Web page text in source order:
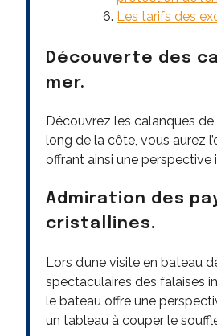
Les tarifs des
Découverte des
mer.
Découvrez les calanques
long de la côte, vous aurez
offrant ainsi une
Admiration des
cristallines.
Lors d’une visite en bateau
spectaculaires des falaises
le bateau offre une
un tableau à couper le